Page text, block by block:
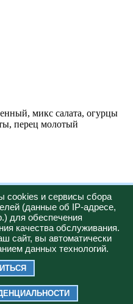
микс салата, огурцы
перец молотый
ИНН 026207987926 |
cookies и сервисы сбора
(данные об IP-адресе,
для обеспечения
качества обслуживания.
сайт, вы автоматически
данных технологий.